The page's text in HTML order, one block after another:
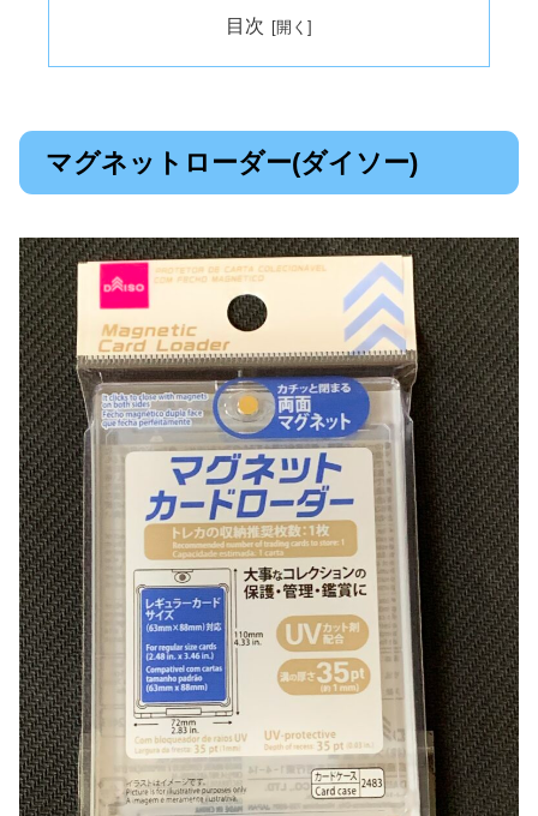
目次
マグネットローダー(ダイソー)